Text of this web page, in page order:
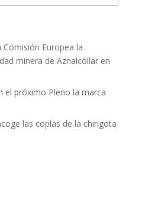
Comisión Europea la
minera de Aznalcóllar en
el próximo Pleno la marca
las coplas de la chirigota